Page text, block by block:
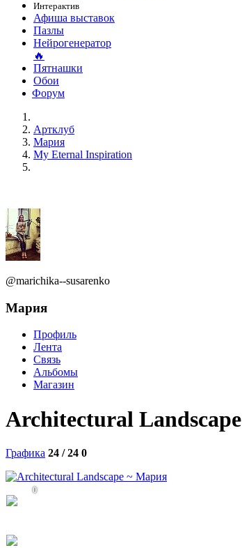
Интерактив
Афиша выставок
Пазлы
Нейрогенератор
🔥
Пятнашки
Обои
Форум
Артклуб
Мария
My Eternal Inspiration
@marichika--susarenko
Мария
Профиль
Лента
Связь
Альбомы
Магазин
Architectural Landscape
Графика 24 / 24 0
0